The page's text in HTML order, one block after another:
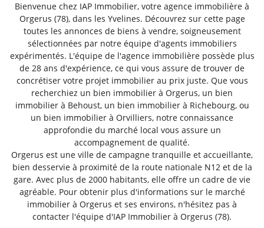
Bienvenue chez IAP Immobilier, votre agence immobilière à
Orgerus (78), dans les Yvelines. Découvrez sur cette page
toutes les annonces de biens à vendre, soigneusement
sélectionnées par notre équipe d'agents immobiliers
expérimentés. L'équipe de l'agence immobilière possède plus
de 28 ans d'expérience, ce qui vous assure de trouver de
concrétiser votre projet immobilier au prix juste. Que vous
recherchiez un bien immobilier à Orgerus, un bien
immobilier à Behoust, un bien immobilier à Richebourg, ou
un bien immobilier à Orvilliers, notre connaissance
approfondie du marché local vous assure un
accompagnement de qualité.
Orgerus est une ville de campagne tranquille et accueillante,
bien desservie à proximité de la route nationale N12 et de la
gare. Avec plus de 2000 habitants, elle offre un cadre de vie
agréable. Pour obtenir plus d'informations sur le marché
immobilier à Orgerus et ses environs, n'hésitez pas à
contacter l'équipe d'IAP Immobilier à Orgerus (78).